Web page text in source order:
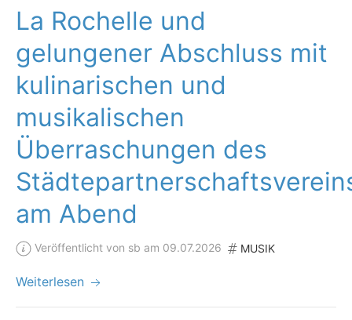
La Rochelle und
gelungener Abschluss mit
kulinarischen und
musikalischen
Überraschungen des
am Abend
Veröffentlicht von sb am 09.07.2026 MUSIK
Weiterlesen